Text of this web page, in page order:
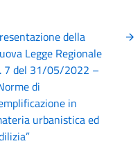
della
Legge Regionale
7 del 31/05/2022 –
di
in
urbanistica ed